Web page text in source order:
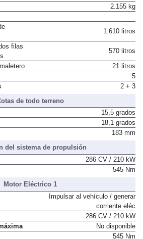
No disponible
filas
21 litros
5
de todo terreno
15,5 grados
18,1 grados
del sistema de propulsión
286 CV / 210 kW
Motor Eléctrico 1
Impulsar al vehículo / generar
corriente eléc
286 CV / 210 kW
No disponible